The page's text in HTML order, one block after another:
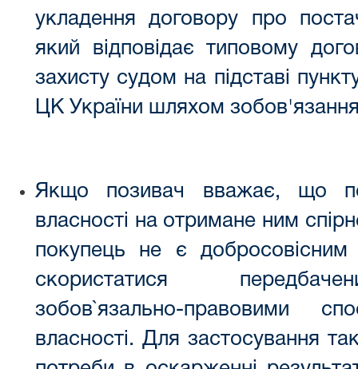
укладення договору про
який відповідає типовому
захисту судом на підставі
ЦК України шляхом
Якщо позивач вважає, що
власності на отримане ним
покупець не є добросовісним
скористатися
зобов`язально-правовими
власності. Для застосування